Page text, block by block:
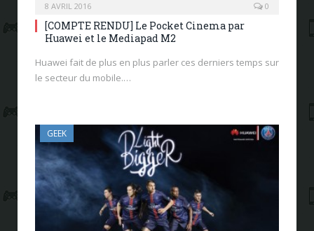
8 AVRIL 2016 0
[COMPTE RENDU] Le Pocket Cinema par
Huawei et le Mediapad M2
Huawei fait de plus en plus parler ces derniers temps sur
le secteur du mobile.…
GEEK